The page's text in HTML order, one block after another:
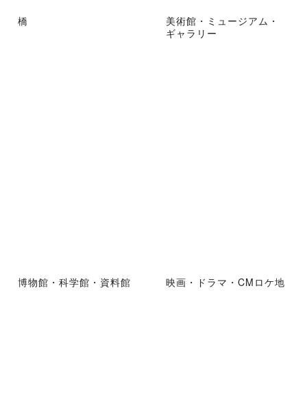
橋
美術館・ミュージアム・
ギャラリー
博物館・科学館・資料館 映画・ドラマ・CMロケ地